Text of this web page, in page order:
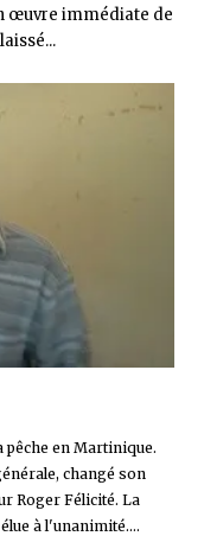
œuvre immédiate de
pêche en Martinique.
changé son
Roger Félicité. La
à l'unanimité....